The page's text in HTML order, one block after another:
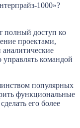
1000»?
полный доступ ко
проектами,
командой
популярных
функциональные
его более